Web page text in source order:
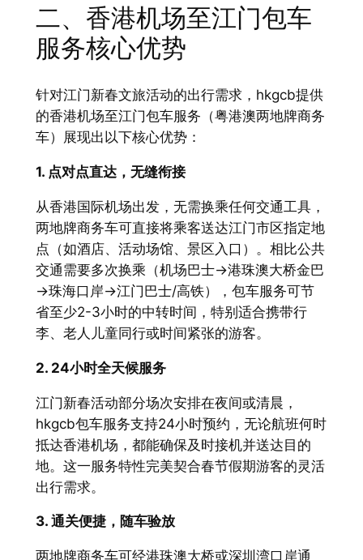
二、香港机场至江门包车
服务核心优势
针对江门新春文旅活动的出行需求，hkgcb提供
的香港机场至江门包车服务（粤港澳两地牌商务
车）展现出以下核心优势：
1. 点对点直达，无缝衔接
从香港国际机场出发，无需换乘任何交通工具，
两地牌商务车可直接将乘客送达江门市区指定地
点（如酒店、活动场馆、景区入口）。相比公共
交通需要多次换乘（机场巴士→港珠澳大桥金巴
→珠海口岸→江门巴士/高铁），包车服务可节
省至少2-3小时的中转时间，特别适合携带行
李、老人儿童同行或时间紧张的游客。
2. 24小时全天候服务
江门新春活动部分场次安排在夜间或清晨，
hkgcb包车服务支持24小时预约，无论航班何时
抵达香港机场，都能确保及时接机并送达目的
地。这一服务特性完美契合春节假期游客的灵活
出行需求。
3. 通关便捷，随车验放
两地牌商务车可经港珠澳大桥或深圳湾口岸通